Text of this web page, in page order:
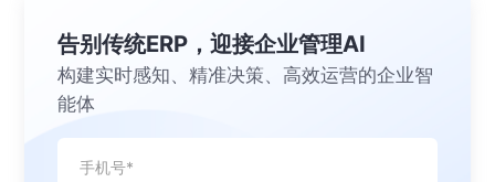
告别传统ERP，迎接企业管理AI
构建实时感知、精准决策、高效运营的企业智
能体